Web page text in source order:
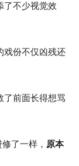
了不少视觉效
戏份不仅凶残还
了前面长得想骂
了一样， 原本